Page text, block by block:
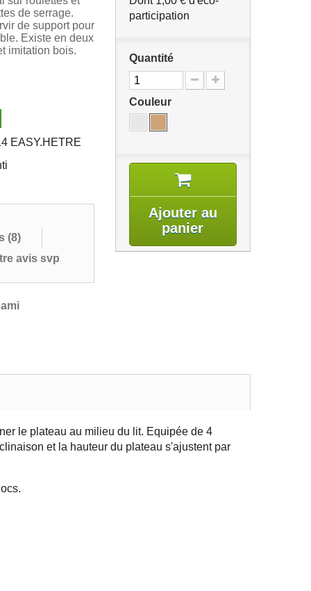
de serrage.
de support pour
Existe en deux
imitation bois.
EASY.HETRE
(8)
avis svp
participation
Quantité
Couleur
Ajouter au
panier
le plateau au milieu du lit. Equipée de 4
et la hauteur du plateau s'ajustent par